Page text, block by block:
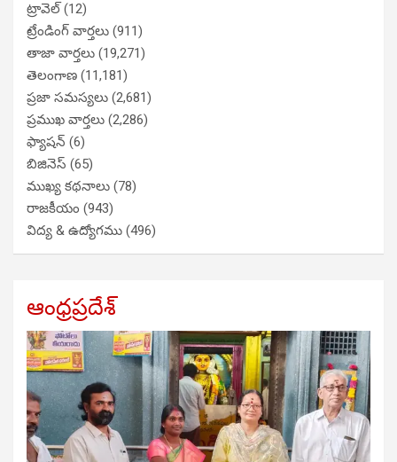
ట్రావెల్(12)
ట్రేండింగ్ వార్తలు (911)
తాజా వార్తలు (19,271)
తెలంగాణ (11,181)
ప్రజా సమస్యలు (2,681)
ప్రముఖ వార్తలు (2,286)
ఫ్యాషన్ (6)
బిజినెస్ (65)
ముఖ్య కథనాలు (78)
రాజకీయం (943)
విద్య & ఉద్యోగము (496)
ఆంధ్రప్రదేశ్